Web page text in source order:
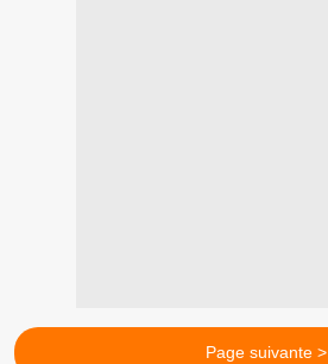
Page suivante >